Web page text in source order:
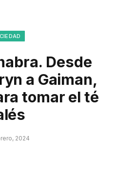
Desde
a Gaiman,
tomar el té
2024